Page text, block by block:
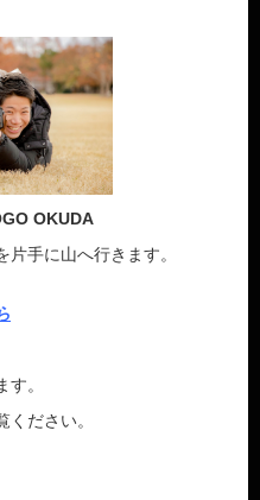
OKUDA
手に山へ行きます。
。
ださい。